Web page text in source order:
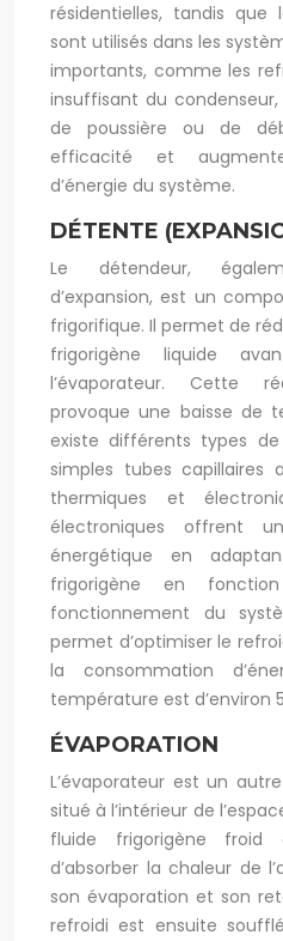
résidentielles, tandis que
sont utilisés dans les
importants, comme les
insuffisant du
de poussière ou de
efficacité et
d’énergie du système.
DÉTENTE
Le détendeur,
d’expansion, est un
frigorifique. Il permet de
frigorigène liquide
l’évaporateur. Cette
provoque une baisse de
existe différents types
simples tubes capillaires
thermiques et
électroniques offrent
énergétique en
frigorigène en
fonctionnement du
permet d’optimiser le
la consommation
température est d’environ
ÉVAPORATION
L’évaporateur est un
situé à l’intérieur de
fluide frigorigène
d’absorber la chaleur de
son évaporation et son
refroidi est ensuite